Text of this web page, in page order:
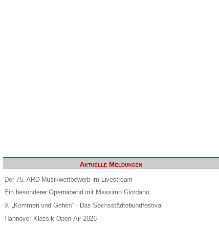
Aktuelle Meldungen
Der 75. ARD-Musikwettbewerb im Livestream
Ein besonderer Opernabend mit Massimo Giordano
9. „Kommen und Gehen“ - Das Sechsstädtebundfestival
Hannover Klassik Open-Air 2026